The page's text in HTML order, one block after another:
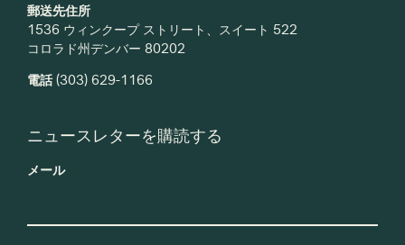
郵送先住所
1536 ウィンクープ ストリート、スイート 522
コロラド州デンバー 80202
電話(303) 629-1166
ニュースレターを購読する
メール